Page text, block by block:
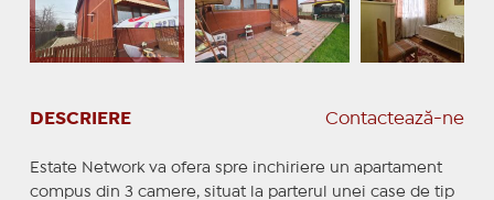
DESCRIERE Contactează-ne
Estate Network va ofera spre inchiriere un apartament
compus din 3 camere, situat la parterul unei case de tip